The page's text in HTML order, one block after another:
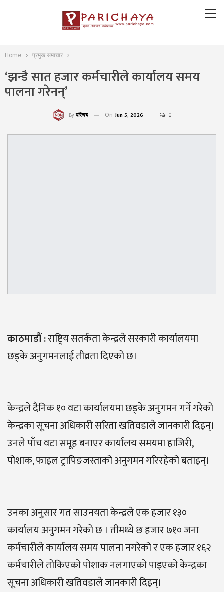
Home प्रमुख समाचार
‘झन्डै सात हजार कर्मचारीले कार्यालय समय
पालना गरेनन्’
By परिचय On Jun 5, 2026 0
काठमाडौं:राष्ट्रिय सतर्कता केन्द्रले सरकारी कार्यालयमा
छड्के अनुगमनलाई तीव्रता दिएको छ।
केन्द्रले दैनिक १० वटा कार्यालयमा छड्के अनुगमन गर्ने गरेको
केन्द्रका सूचना अधिकारी सरिता खतिवडाले जानकारी दिइन्।
उनले पाँच वटा समूह बनाएर कार्यालय समयमा हाजिरी,
पोशाक, फाइल ट्रापिङजस्ताको अनुगमन गरिरहेको बताइन्।
उनका अनुसार गत साउनयता केन्द्रले एक हजार १३०
कार्यालय अनुगमन गरेको छ । तीमध्ये छ हजार ७१० जना
कर्मचारीले कार्यालय समय पालना नगरेको र एक हजार १६२
कर्मचारीले तोकिएको पोशाक नलगाएको पाइएको केन्द्रका
सूचना अधिकारी खतिवडाले जानकारी दिइन्।